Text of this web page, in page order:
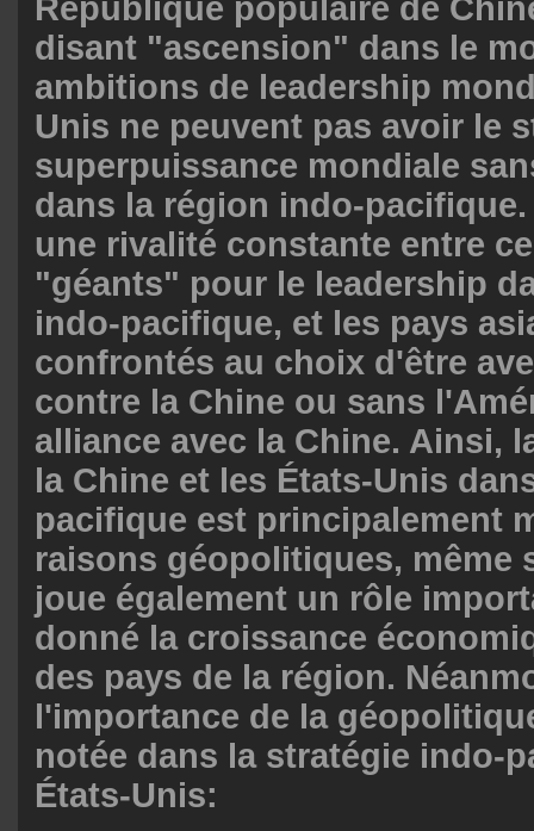
République populaire de
disant "ascension" dans le
ambitions de leadership
Unis ne peuvent pas avoir le
superpuissance mondiale
dans la région indo-
une rivalité constante entre
"géants" pour le leadership
indo-pacifique, et les pays
confrontés au choix d'être
contre la Chine ou sans
alliance avec la Chine. Ainsi,
la Chine et les États-Unis
pacifique est principalement
raisons géopolitiques, même
joue également un rôle
donné la croissance
des pays de la région.
l'importance de la
notée dans la stratégie indo-
États-Unis: